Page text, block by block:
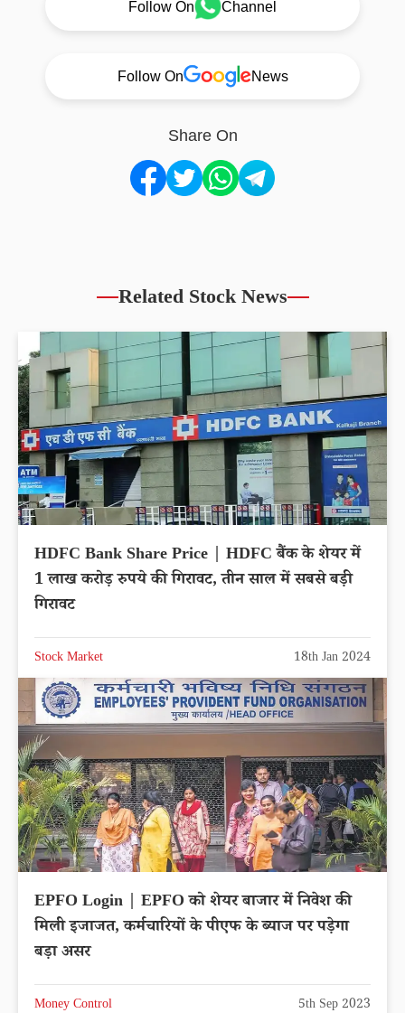
Follow On Channel
Follow On News
Share On
Related Stock News
HDFC Bank Share Price | HDFC बैंक के शेयर में
1 लाख करोड़ रुपये की गिरावट, तीन साल में सबसे बड़ी
गिरावट
Stock Market 18th Jan 2024
EPFO Login | EPFO को शेयर बाजार में निवेश की
मिली इजाजत, कर्मचारियों के पीएफ के ब्याज पर पड़ेगा
बड़ा असर
Money Control 5th Sep 2023